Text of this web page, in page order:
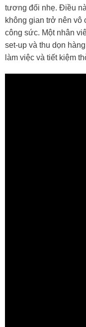
tương đối nhẹ. Điều
không gian trở nên vô
công sức. Một nhân
set-up và thu dọn
làm việc và tiết kiệm